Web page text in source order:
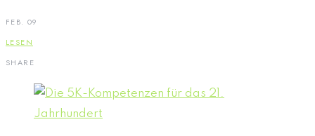
FEB. 09
LESEN
SHARE